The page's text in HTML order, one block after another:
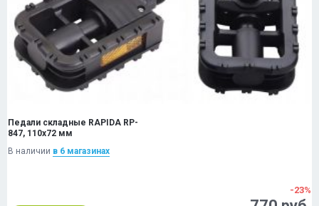
Педали складные RAPIDA RP-
847, 110х72 мм
В наличии в 6 магазинах
-23%